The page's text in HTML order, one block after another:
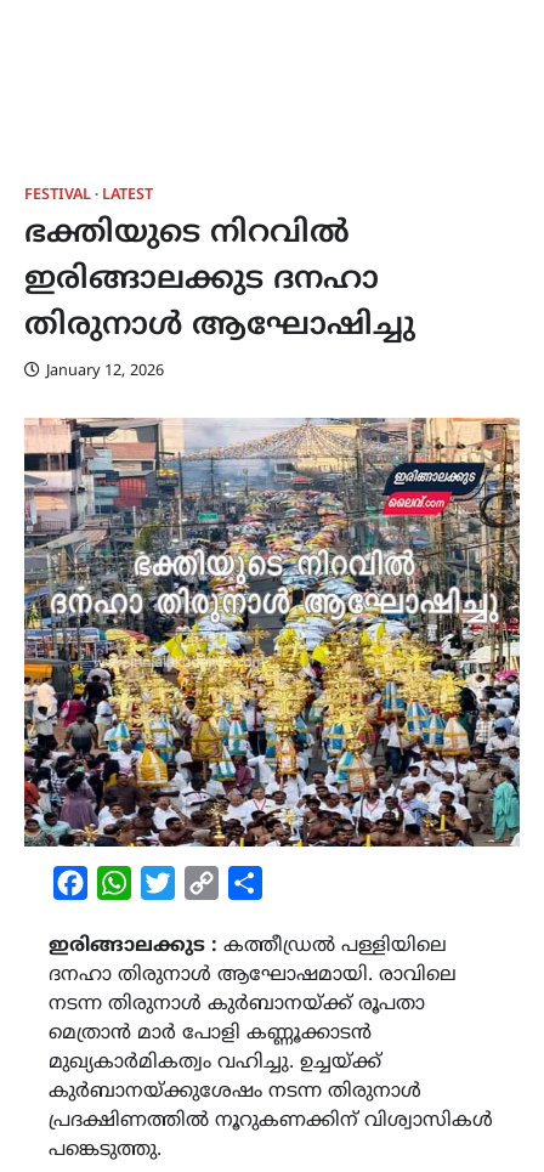
FESTIVAL LATEST
ഭക്തിയുടെ നിറവിൽ
ഇരിങ്ങാലക്കുട ദനഹാ
തിരുനാൾ ആഘോഷിച്ചു
January 12, 2026
FacebookWhatsAppTwitterCopy
ഇരിങ്ങാലക്കുട : കത്തീഡ്രൽ പള്ളിയിലെ
ദനഹാ തിരുനാൾ ആഘോഷമായി. രാവിലെ
നടന്ന തിരുനാൾ കുർബാനയ്ക്ക് രൂപതാ
മെത്രാൻ മാർ പോളി കണ്ണൂക്കാടൻ
മുഖ്യകാർമികത്വം വഹിച്ചു. ഉച്ചയ്ക്ക്
കുർബാനയ്ക്കുശേഷം നടന്ന തിരുനാൾ
പ്രദക്ഷിണത്തിൽ നൂറുകണക്കിന് വിശ്വാസികൾ
പങ്കെടുത്തു.